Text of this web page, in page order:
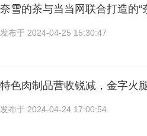
奈雪的茶与当当网联合打造的“
发布于 2024-04-25 15:30:47
特色肉制品营收锐减，金字火
发布于 2024-04-24 17:00:54